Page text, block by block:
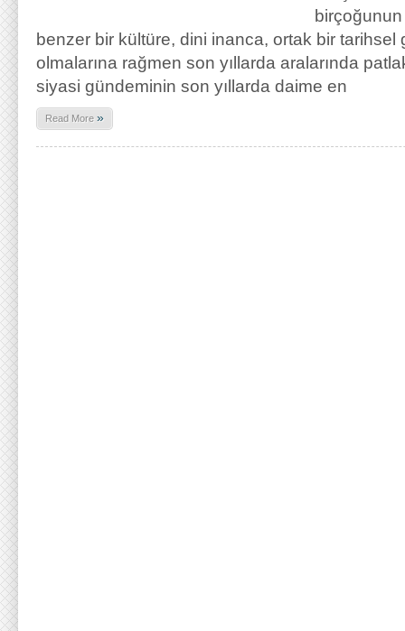
benzer bir kültüre, dini inanca, ortak bir tarihsel
olmalarına rağmen son yıllarda aralarında
siyasi gündeminin son yıllarda daime en
Read More »